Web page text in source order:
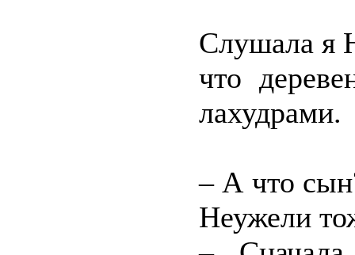
Слушала я
что
лахудрами.
– А что
Неужели